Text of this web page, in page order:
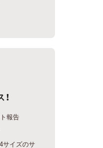
報告
サイズのサ